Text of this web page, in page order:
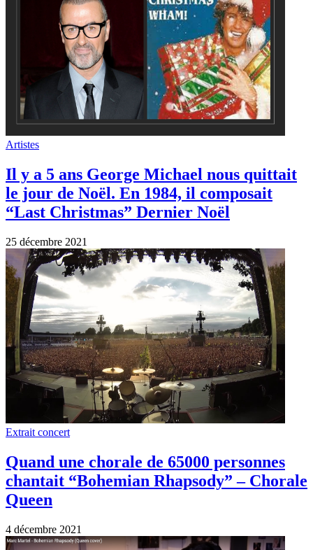
Artistes
Il y a 5 ans George Michael nous quittait
le jour de Noël. En 1984, il composait
“Last Christmas” Dernier Noël
25 décembre 2021
Extrait concert
Quand une chorale de 65000 personnes
chantait “Bohemian Rhapsody” – Chorale
Queen
4 décembre 2021